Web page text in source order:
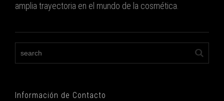
amplia trayectoria en el mundo de la cosmética.
Información de Contacto